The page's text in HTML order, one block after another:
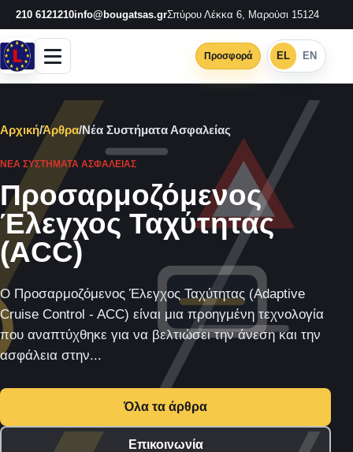
210 6121210info@bougatsas.grΣπύρου Λέκκα 6, Μαρούσι 15124
Προσφορά EL EN
Αρχική/Άρθρα/Νέα Συστήματα Ασφαλείας
ΝΈΑ ΣΥΣΤΉΜΑΤΑ ΑΣΦΑΛΕΊΑΣ
Προσαρμοζόμενος
Έλεγχος Ταχύτητας
(ACC)
Ο Προσαρμοζόμενος Έλεγχος Ταχύτητας (Adaptive
Cruise Control - ACC) είναι μια προηγμένη τεχνολογία
που αναπτύχθηκε για να βελτιώσει την άνεση και την
ασφάλεια στην...
Όλα τα άρθρα
Επικοινωνία